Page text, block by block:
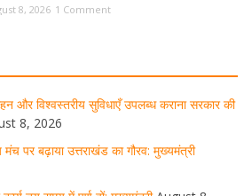
8, 2026 1 Comment
विकसित करने के निर्देश
8, 2026 1 Comment
को खेल उत्कृष्टता का केंद्र बनाने की दिशा में तेजी से आगे
और विश्वस्तरीय सुविधाएँ उपलब्ध कराना सरकार की
8, 2026
मंच पर बढ़ाया उत्तराखंड का गौरव: मुख्यमंत्री